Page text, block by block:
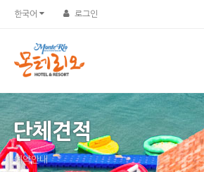
한국어 로그인
단체견적
예약안내
Sketchbook5, 스케치북5